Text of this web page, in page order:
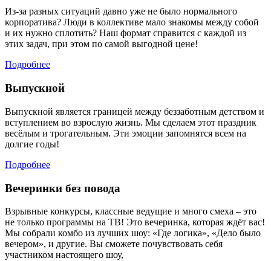
Из-за разных ситуаций давно уже не было нормального
корпоратива? Люди в коллективе мало знакомы между собой
и их нужно сплотить? Наш формат справится с каждой из
этих задач, при этом по самой выгодной цене!
Подробнее
Выпускной
Выпускной является границей между беззаботным детством и
вступлением во взрослую жизнь. Мы сделаем этот праздник
весёлым и трогательным. Эти эмоции запомнятся всем на
долгие годы!
Подробнее
Вечеринки без повода
Взрывные конкурсы, классные ведущие и много смеха – это
не только программы на ТВ! Это вечеринка, которая ждёт вас!
Мы собрали комбо из лучших шоу: «Где логика», «Дело было
вечером», и другие. Вы сможете почувствовать себя
участником настоящего шоу,